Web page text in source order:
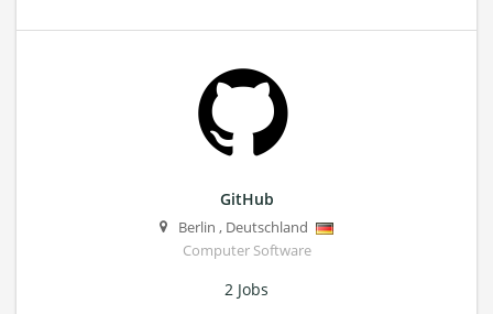
GitHub
Berlin , Deutschland
Computer Software
2 Jobs